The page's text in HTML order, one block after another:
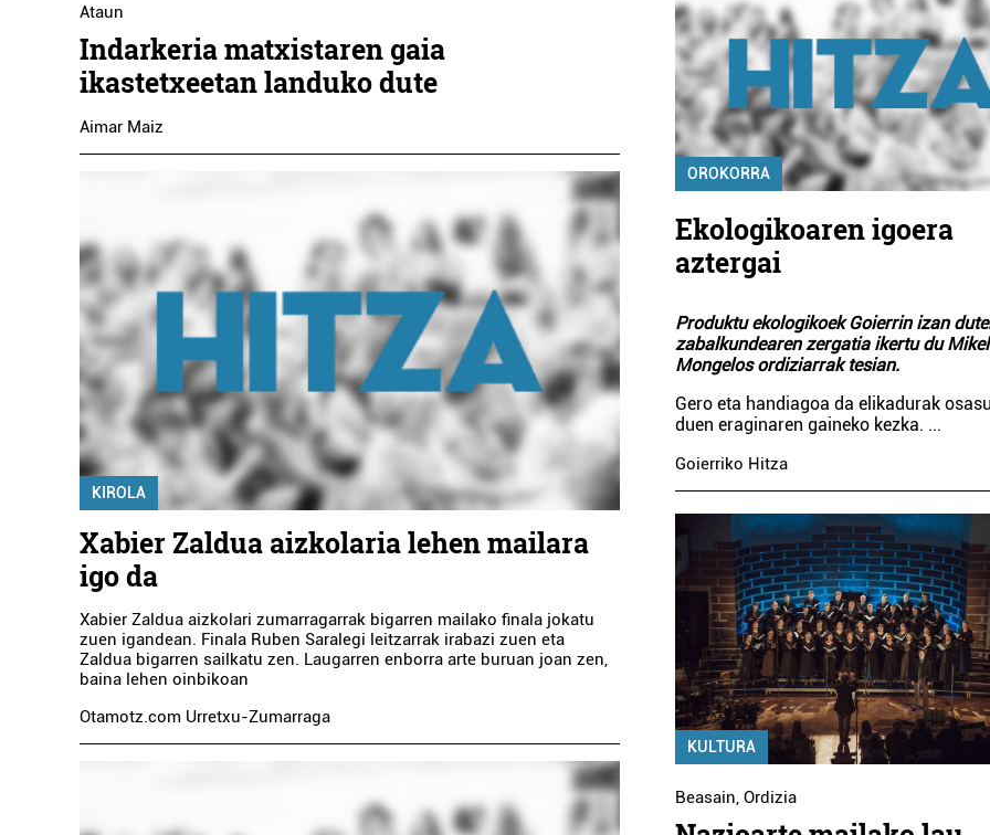
Ataun
Indarkeria matxistaren gaia
ikastetxeetan landuko dute
Aimar Maiz
KIROLA
Xabier Zaldua aizkolaria lehen mailara
igo da
Xabier Zaldua aizkolari zumarragarrak bigarren mailako finala jokatu
zuen igandean. Finala Ruben Saralegi leitzarrak irabazi zuen eta
Zaldua bigarren sailkatu zen. Laugarren enborra arte buruan joan zen,
baina lehen oinbikoan
Otamotz.com Urretxu-Zumarraga
OROKORRA
Ekologikoaren igoera
aztergai
Produktu ekologikoek Goierrin izan
zabalkundearen zergatia ikertu du Mikel
Mongelos ordiziarrak tesian.
Gero eta handiagoa da elikadurak
duen eraginaren gaineko kezka. ...
Goierriko Hitza
KULTURA
Beasain,Ordizia